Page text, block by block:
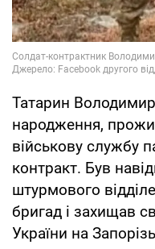
Татарин
народження,
військову службу
контракт. Був
штурмового
бригад і захищав
України на